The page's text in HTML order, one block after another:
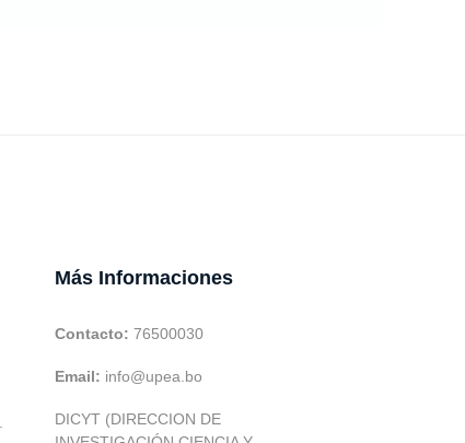
Más Informaciones
Contacto: 76500030
Email: info@upea.bo
DICYT (DIRECCION DE